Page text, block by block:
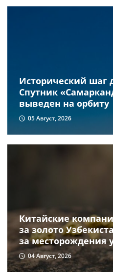
Исторический шаг
Спутник
выведен на орбиту
05 Август, 2026
Китайские
за золото
за месторождения
04 Август, 2026